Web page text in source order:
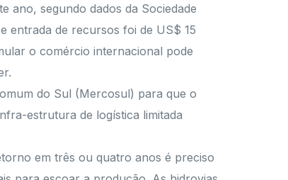
ano, segundo dados da Sociedade
entrada de recursos foi de US$ 15
o comércio internacional pode
do Sul (Mercosul) para que o
estrutura de logística limitada
em três ou quatro anos é preciso